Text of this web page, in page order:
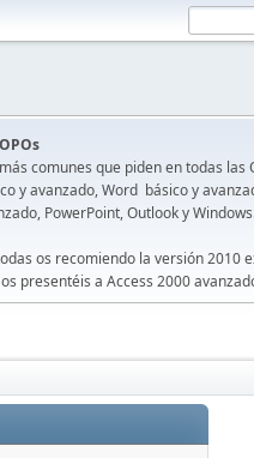
OPOs
comunes que piden en todas las
y avanzado, Word básico y
PowerPoint, Outlook y
os recomiendo la versión 2010
presentéis a Access 2000